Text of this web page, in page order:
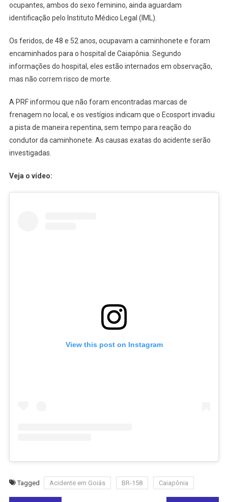
ocupantes, ambos do sexo feminino, ainda aguardam
identificação pelo Instituto Médico Legal (IML).
Os feridos, de 48 e 52 anos, ocupavam a caminhonete e foram
encaminhados para o hospital de Caiapônia. Segundo
informações do hospital, eles estão internados em observação,
mas não correm risco de morte.
A PRF informou que não foram encontradas marcas de
frenagem no local, e os vestígios indicam que o Ecosport invadiu
a pista de maneira repentina, sem tempo para reação do
condutor da caminhonete. As causas exatas do acidente serão
investigadas.
Veja o vídeo:
View this post on Instagram
Tagged Acidente em Goiás BR-158 Caiapônia